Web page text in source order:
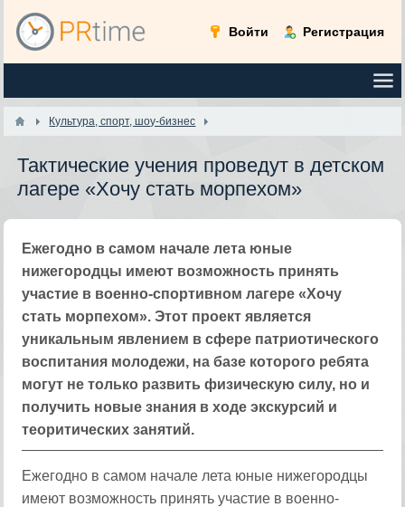
Войти Регистрация
Культура, спорт, шоу-бизнес
Тактические учения проведут в детском
лагере «Хочу стать морпехом»
Ежегодно в самом начале лета юные
нижегородцы имеют возможность принять
участие в военно-спортивном лагере «Хочу
стать морпехом». Этот проект является
уникальным явлением в сфере патриотического
воспитания молодежи, на базе которого ребята
могут не только развить физическую силу, но и
получить новые знания в ходе экскурсий и
теоритических занятий.
Ежегодно в самом начале лета юные нижегородцы
имеют возможность принять участие в военно-